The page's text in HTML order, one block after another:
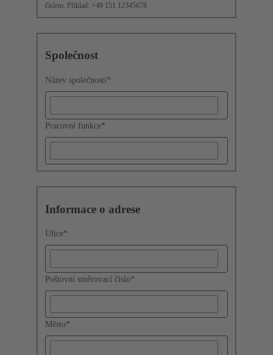
číslem. Příklad: +49 151 12345678
Společnost
Název společnosti*
Pracovní funkce*
Informace o adrese
Ulice*
Poštovní směrovací číslo*
Město*